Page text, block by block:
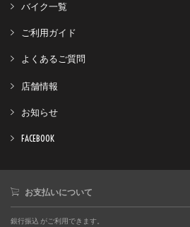
バイク一覧
ご利用ガイド
よくあるご質問
店舗情報
お知らせ
FACEBOOK
お支払いについて
銀行振込 がご利用できます。